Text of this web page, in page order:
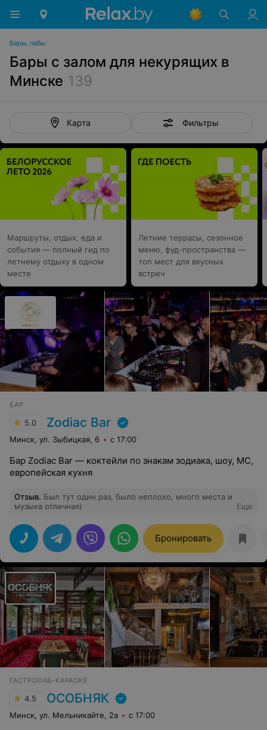
Бары, пабы
Бары с залом для некурящих в
Минске 139
Карта Фильтры
Маршруты, отдых, еда и
события — полный гид по
летнему отдыху в одном
месте
Летние террасы, сезонное
меню, фуд-пространства —
топ мест для вкусных
встреч
БАР
5.0 Zodiac Bar
Минск, ул. Зыбицкая, 6 с 17:00
Бар Zodiac Bar — коктейли по знакам зодиака, шоу, MC,
европейская кухня
Отзыв. Был тут один раз, было неплохо, много места и
музыка отличная)
Еще
Бронировать
ГАСТРОПАБ-КАРАОКЕ
4.5 ОСОБНЯК
Минск, ул. Мельникайте, 2а с 17:00